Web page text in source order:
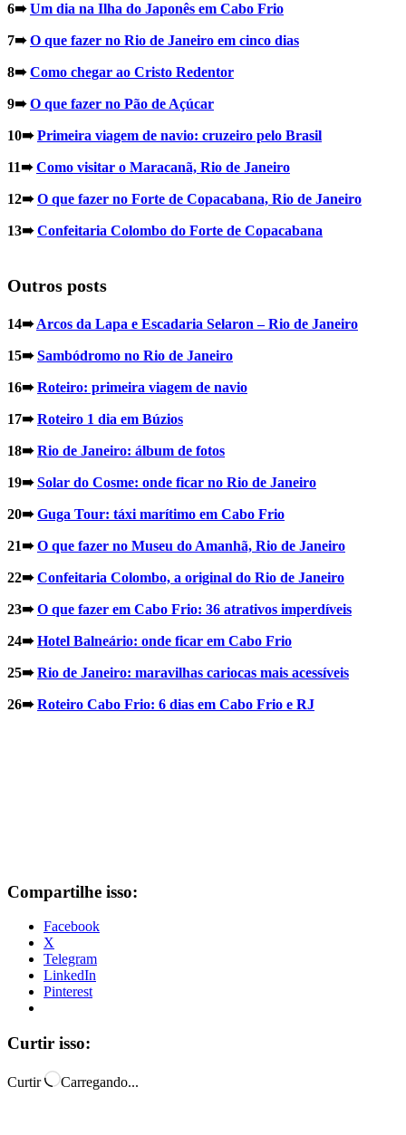
6➠Um dia na Ilha do Japonês em Cabo Frio
7➠O que fazer no Rio de Janeiro em cinco dias
8➠Como chegar ao Cristo Redentor
9➠O que fazer no Pão de Açúcar
10➠Primeira viagem de navio: cruzeiro pelo Brasil
11➠Como visitar o Maracanã, Rio de Janeiro
12➠O que fazer no Forte de Copacabana, Rio de Janeiro
13➠Confeitaria Colombo do Forte de Copacabana
Outros posts
14➠Arcos da Lapa e Escadaria Selaron – Rio de Janeiro
15➠Sambódromo no Rio de Janeiro
16➠Roteiro: primeira viagem de navio
17➠Roteiro 1 dia em Búzios
18➠Rio de Janeiro: álbum de fotos
19➠Solar do Cosme: onde ficar no Rio de Janeiro
20➠Guga Tour: táxi marítimo em Cabo Frio
21➠O que fazer no Museu do Amanhã, Rio de Janeiro
22➠Confeitaria Colombo, a original do Rio de Janeiro
23➠O que fazer em Cabo Frio: 36 atrativos imperdíveis
24➠Hotel Balneário: onde ficar em Cabo Frio
25➠Rio de Janeiro: maravilhas cariocas mais acessíveis
26➠Roteiro Cabo Frio: 6 dias em Cabo Frio e RJ
Compartilhe isso:
Facebook
X
Telegram
LinkedIn
Pinterest
Curtir isso:
Curtir Carregando...